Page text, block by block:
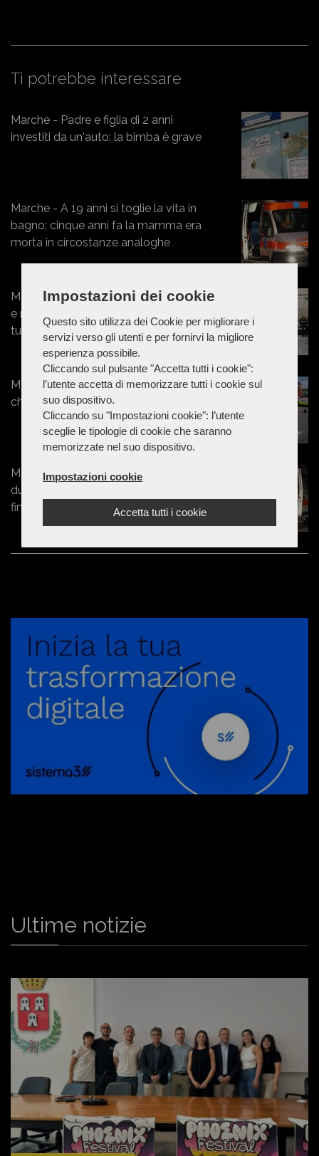
Impostazioni dei cookie
Questo sito utilizza dei Cookie per migliorare i
servizi verso gli utenti e per fornirvi la migliore
esperienza possibile.
Cliccando sul pulsante "Accetta tutti i cookie":
l’utente accetta di memorizzare tutti i cookie sul
suo dispositivo.
Cliccando su "Impostazioni cookie": l’utente
sceglie le tipologie di cookie che saranno
memorizzate nel suo dispositivo.
Impostazioni cookie
Accetta tutti i cookie
Ti potrebbe interessare
Marche - Padre e figlia di 2 anni
investiti da un'auto: la bimba è grave
Marche - A 19 anni si toglie la vita in
bagno: cinque anni fa la mamma era
morta in circostanze analoghe
Marche - Aggrediscono, malmenano
e rapinano un giovane: fermati tre
tunisini
Marche - Esce di strada con l'Ape
che poi si ribalta: un ferito a Torrette
Marche - 50enne prova a separare
due ragazzini, ma viene colpito e
finisce in ospedale
Ultime notizie